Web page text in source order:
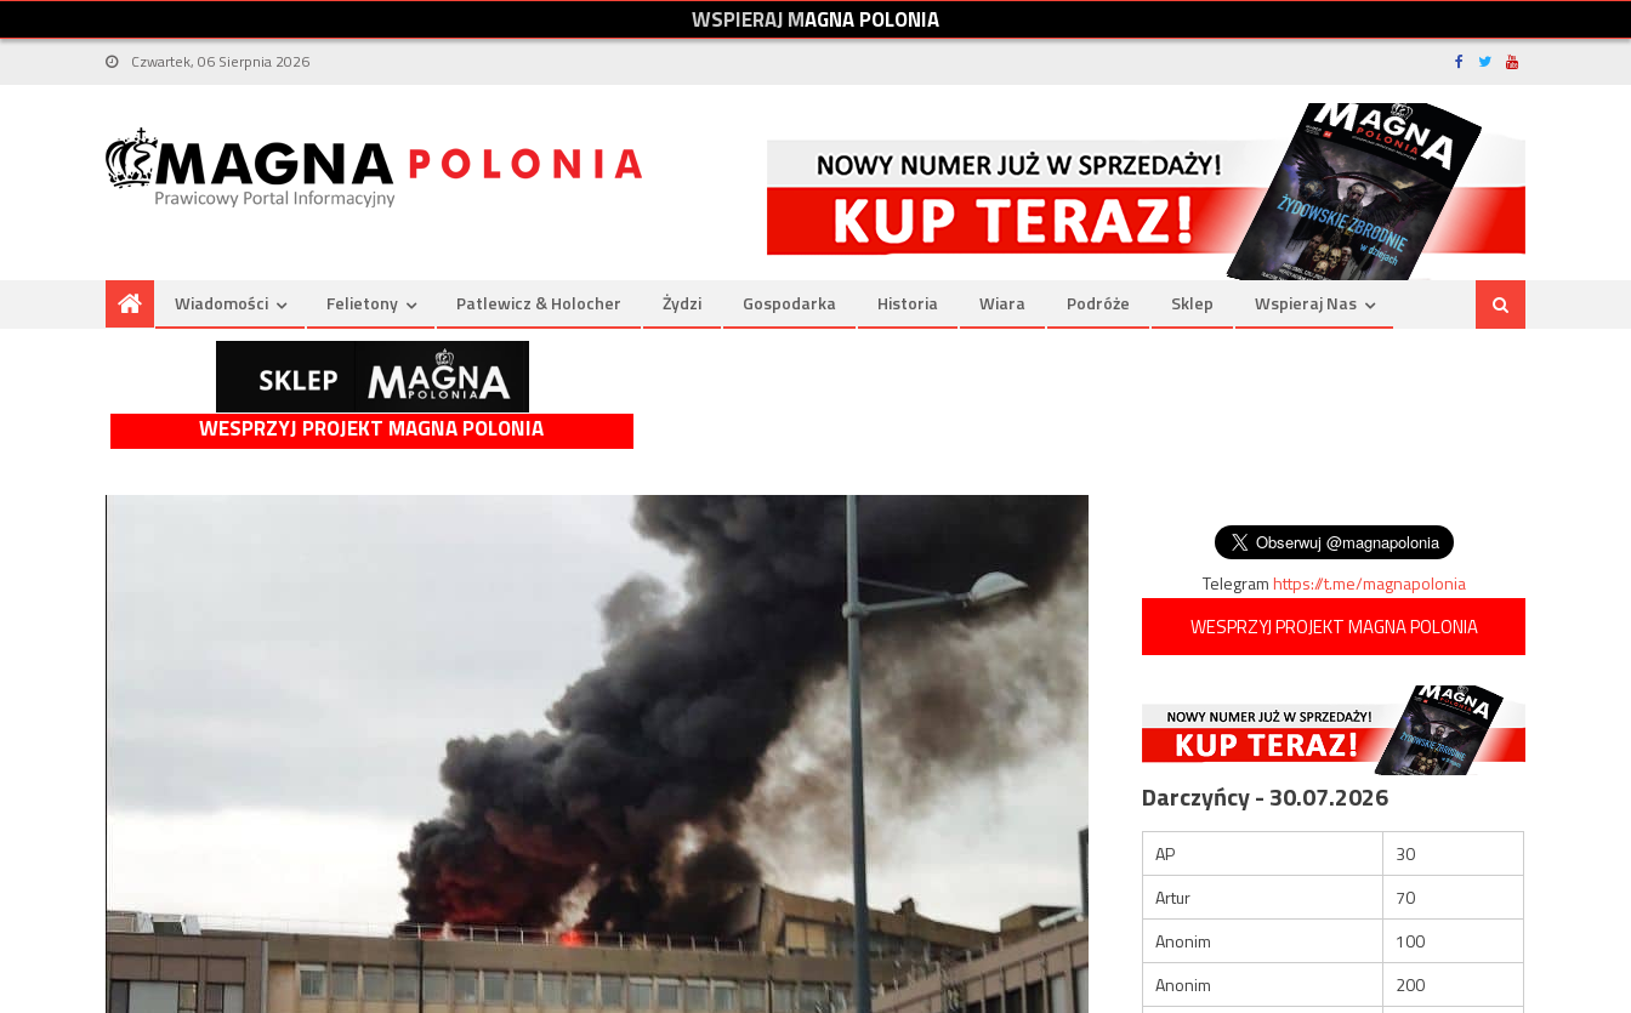
WSPIERAJMAGNAPOLONIA
Czwartek, 06 Sierpnia 2026
Wiadomości Felietony Patlewicz & Holocher Żydzi Gospodarka Historia Wiara Podróże Sklep Wspieraj Nas
WESPRZYJ PROJEKT MAGNA POLONIA
Telegramhttps://t.me/magnapolonia
WESPRZYJ PROJEKT MAGNA POLONIA
Darczyńcy - 30.07.2026
AP
30
Artur
70
Anonim
100
Anonim
200